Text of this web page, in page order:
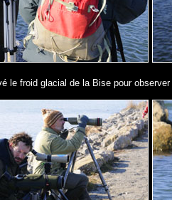
le froid glacial de la Bise pour